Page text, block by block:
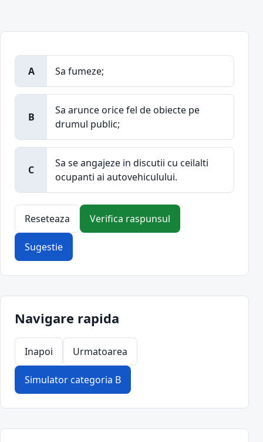
A Sa fumeze;
B
Sa arunce orice fel de obiecte pe
drumul public;
C
Sa se angajeze in discutii cu ceilalti
ocupanti ai autovehiculului.
Reseteaza Verifica raspunsul
Sugestie
Navigare rapida
Inapoi Urmatoarea
Simulator categoria B